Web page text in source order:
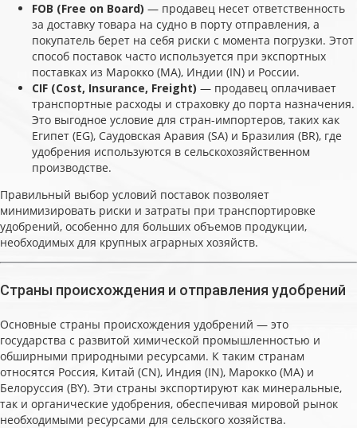
FOB (Free on Board) — продавец несет ответственность
за доставку товара на судно в порту отправления, а
покупатель берет на себя риски с момента погрузки. Этот
способ поставок часто используется при экспортных
поставках из Марокко (MA), Индии (IN) и России.
CIF (Cost, Insurance, Freight) — продавец оплачивает
транспортные расходы и страховку до порта назначения.
Это выгодное условие для стран-импортеров, таких как
Египет (EG), Саудовская Аравия (SA) и Бразилия (BR), где
удобрения используются в сельскохозяйственном
производстве.
Правильный выбор условий поставок позволяет
минимизировать риски и затраты при транспортировке
удобрений, особенно для больших объемов продукции,
необходимых для крупных аграрных хозяйств.
Страны происхождения и отправления удобрений
Основные страны происхождения удобрений — это
государства с развитой химической промышленностью и
обширными природными ресурсами. К таким странам
относятся Россия, Китай (CN), Индия (IN), Марокко (MA) и
Белоруссия (BY). Эти страны экспортируют как минеральные,
так и органические удобрения, обеспечивая мировой рынок
необходимыми ресурсами для сельского хозяйства.